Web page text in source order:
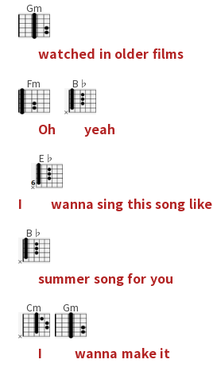
Gm
watched in older flms
Fm
Oh
B♭
yeah
I
E♭
wanna sing thissong like
B♭
summer songfor you
Cm
I
Gm
wanna make it